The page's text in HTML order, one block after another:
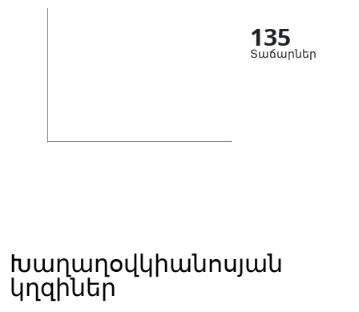
135
Տաճարներ
Խաղաղօվկիանոսյան
կղզիներ